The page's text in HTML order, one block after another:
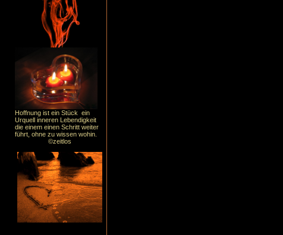
Hoffnung ist ein Stück ein
Urquell inneren Lebendigkeit
die einem einen Schritt weiter
führt, ohne zu wissen wohin.
©zeitlos